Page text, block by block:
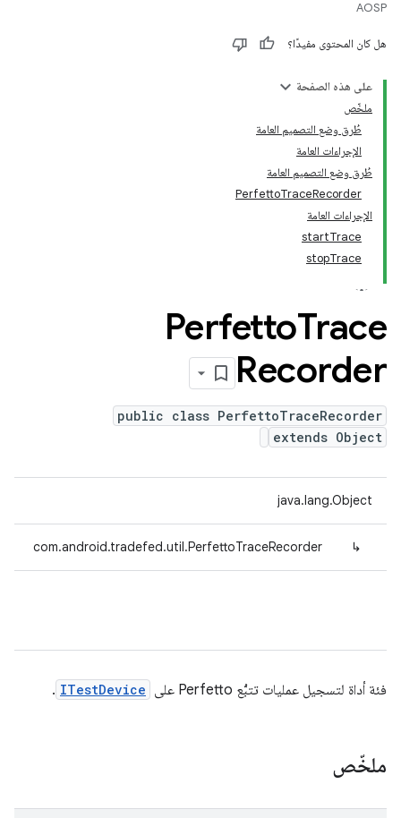
AOSP
هل كان المحتوى مفيدًا؟
على هذه الصفحة
ملخّص
طُرق وضع التصميم العامة
الإجراءات العامة
طُرق وضع التصميم العامة
PerfettoTraceRecorder
الإجراءات العامة
startTrace
stopTrace
PerfettoTrace
Recorder
public class PerfettoTraceRecorder
extends Object
java.lang.Object
↳
com.android.tradefed.util.PerfettoTraceRecorder
فئة أداة لتسجيل عمليات تتبُّع Perfetto على ITestDevice
.
ملخّص